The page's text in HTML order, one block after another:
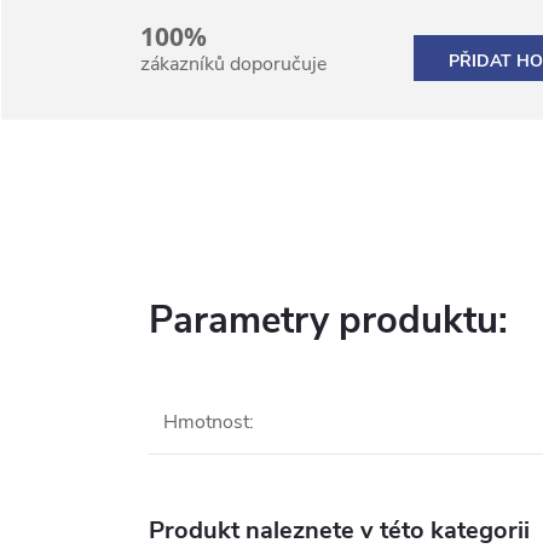
100%
zákazníků doporučuje PŘIDAT
Parametry produktu:
Hmotnost:
Produkt naleznete v této kategorii